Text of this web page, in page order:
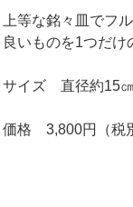
上等な銘々皿でフ
良いものを1つだけ
サイズ 直径約15㎝
価格 3,800円（税